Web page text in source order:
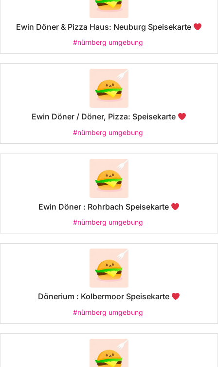
Ewin Döner & Pizza Haus: Neuburg Speisekarte
#nürnberg umgebung
Ewin Döner / Döner, Pizza: Speisekarte
#nürnberg umgebung
Ewin Döner : Rohrbach Speisekarte
#nürnberg umgebung
Dönerium : Kolbermoor Speisekarte
#nürnberg umgebung